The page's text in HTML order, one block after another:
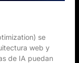
se
web y
de IA puedan